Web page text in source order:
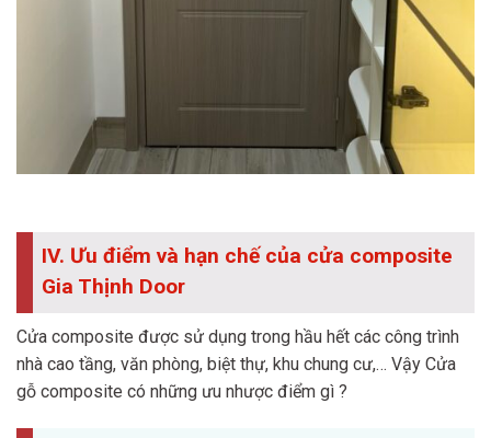
IV. Ưu điểm và hạn chế của cửa composite
Gia Thịnh Door
Cửa composite được sử dụng trong hầu hết các công trình
nhà cao tầng, văn phòng, biệt thự, khu chung cư,… Vậy Cửa
gỗ composite có những ưu nhược điểm gì ?